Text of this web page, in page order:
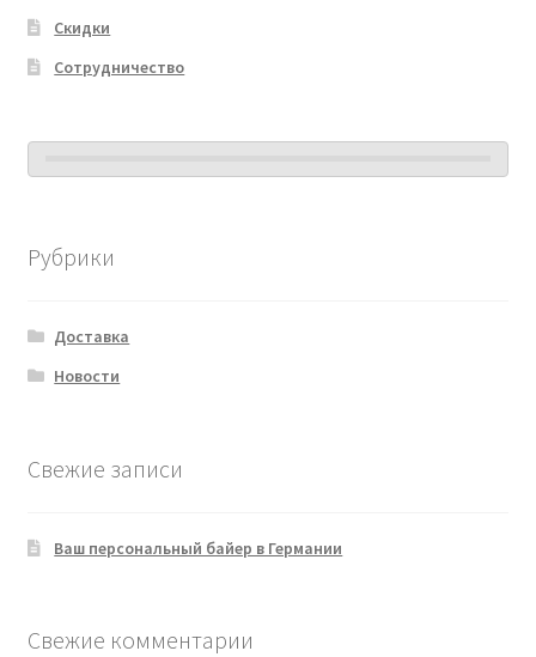
Скидки
Сотрудничество
Рубрики
Доставка
Новости
Свежие записи
Ваш персональный байер в Германии
Свежие комментарии